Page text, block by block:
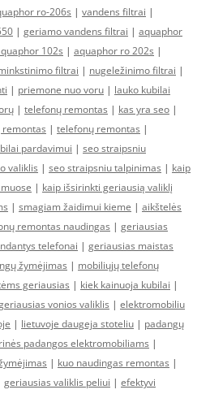
ro-206s | vandens filtrai |
| geriamo vandens filtrai | aquaphor
102s | aquaphor ro 202s |
filtrai | nugeležinimo filtrai |
| priemone nuo voru | lauko kubilai
| telefonų remontas | kas yra seo |
| telefonų remontas |
pardavimui | seo straipsniu
valiklis | seo straipsniu talpinimas | kaip
| kaip išsirinkti geriausią valiklį
| smagiam žaidimui kieme | aikštelės
remontas naudingas | geriausias
telefonai | geriausias maistas
žymėjimas | mobiliųjų telefonų
geriausias | kiek kainuoja kubilai |
vonios valiklis | elektromobiliu
| lietuvoje daugeja stoteliu | padangų
padangos elektromobiliams |
| kuo naudingas remontas |
geriausias valiklis peliui | efektyvi